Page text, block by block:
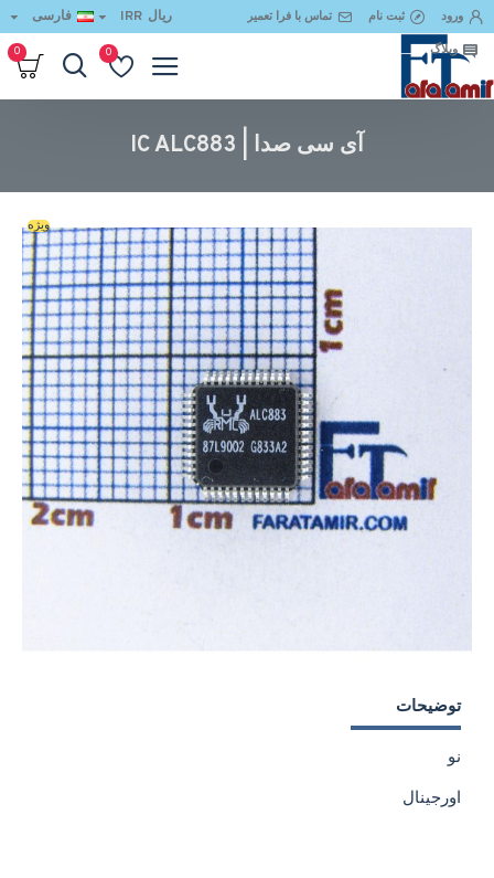
ورود ثبت نام تماس با فرا تعمیر
وبلاگ
ریال IRR فارسی
0
0
آی سی صدا | IC ALC883
ویژه
توضیحات
نو
اورجینال